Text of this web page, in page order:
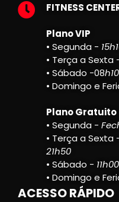
FITNESS
Plano VIP
• Segunda -
• Terça a Sexta
• Sábado -08
• Domingo e
Plano Gratuito
• Segunda -
• Terça a Sexta
21h50
• Sábado -
• Domingo e
ACESSO RÁPIDO